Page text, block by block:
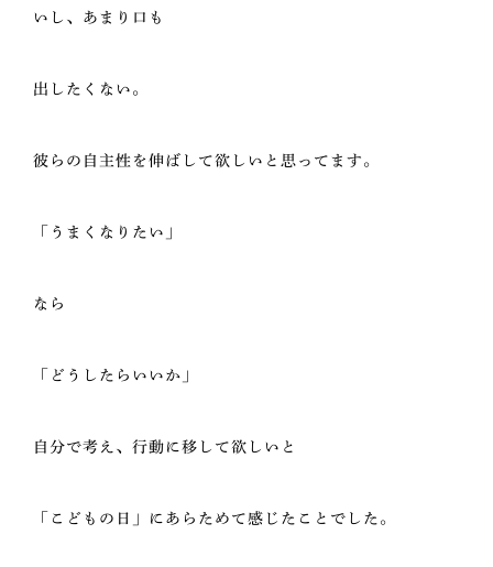
いし、あまり口も
出したくない。
彼らの自主性を伸ばして欲しいと思ってます。
「うまくなりたい」
なら
「どうしたらいいか」
自分で考え、行動に移して欲しいと
「こどもの日」にあらためて感じたことでした。